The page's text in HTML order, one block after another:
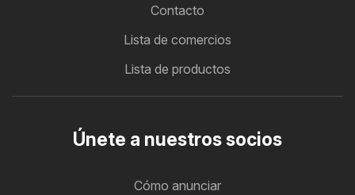
Contacto
Lista de comercios
Lista de productos
Únete a nuestros socios
Cómo anunciar